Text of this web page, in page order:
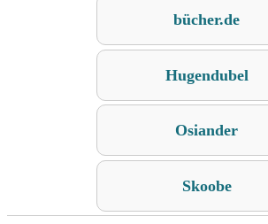
bücher.de
Hugendubel
Osiander
Skoobe